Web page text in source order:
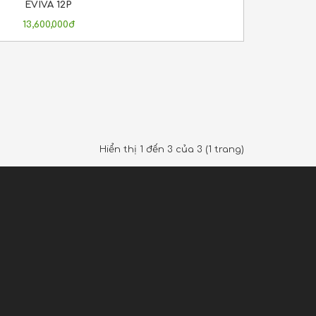
EVIVA 12P
13,600,000đ
Hiển thị 1 đến 3 của 3 (1 trang)